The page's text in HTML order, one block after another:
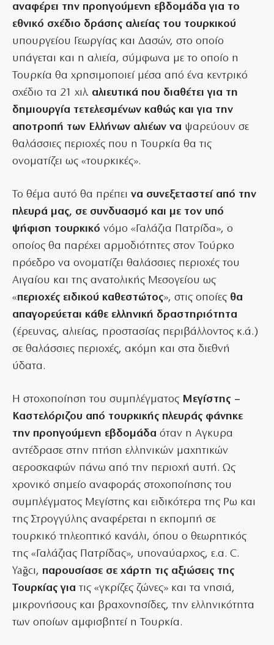
αναφέρει την προηγούμενη εβδομάδα για το
εθνικό σχέδιο δράσης αλιείας του τουρκικού
υπουργείου Γεωργίας και Δασών, στο οποίο
υπάγεται και η αλιεία, σύμφωνα με το οποίο η
Τουρκία θα χρησιμοποιεί μέσα από ένα κεντρικό
σχέδιο τα 21 χιλ. αλιευτικά που διαθέτει για τη
δημιουργία τετελεσμένων καθώς και για την
αποτροπή των Ελλήνων αλιέων να ψαρεύουν σε
θαλάσσιες περιοχές που η Τουρκία θα τις
ονοματίζει ως «τουρκικές».
Το θέμα αυτό θα πρέπει να συνεξεταστεί από την
πλευρά μας, σε συνδυασμό και με τον υπό
ψήφιση τουρκικό νόμο «Γαλάζια Πατρίδα», ο
οποίος θα παρέχει αρμοδιότητες στον Τούρκο
πρόεδρο να ονοματίζει θαλάσσιες περιοχές του
Αιγαίου και της ανατολικής Μεσογείου ως
«περιοχές ειδικού καθεστώτος», στις οποίες θα
απαγορεύεται κάθε ελληνική δραστηριότητα
(έρευνας, αλιείας, προστασίας περιβάλλοντος κ.ά.)
σε θαλάσσιες περιοχές, ακόμη και στα διεθνή
ύδατα.
Η στοχοποίηση του συμπλέγματος Μεγίστης –
Καστελόριζου από τουρκικής πλευράς φάνηκε
την προηγούμενη εβδομάδα όταν η Αγκυρα
αντέδρασε στην πτήση ελληνικών μαχητικών
αεροσκαφών πάνω από την περιοχή αυτή. Ως
χρονικό σημείο αναφοράς στοχοποίησης του
συμπλέγματος Μεγίστης και ειδικότερα της Ρω και
της Στρογγύλης αναφέρεται η εκπομπή σε
τουρκικό τηλεοπτικό κανάλι, όπου ο θεωρητικός
της «Γαλάζιας Πατρίδας», υποναύαρχος, ε.α. C.
Yağcı, παρουσίασε σε χάρτη τις αξιώσεις της
Τουρκίας για τις «γκρίζες ζώνες» και τα νησιά,
μικρονήσους και βραχονησίδες, την ελληνικότητα
των οποίων αμφισβητεί η Τουρκία.